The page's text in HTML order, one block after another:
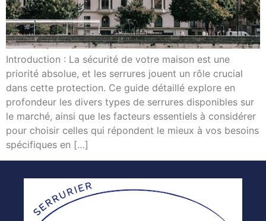
Introduction : La sécurité de votre maison est une
priorité absolue, et les serrures jouent un rôle crucial
dans cette protection. Ce guide détaillé explore en
profondeur les divers types de serrures disponibles sur
le marché, ainsi que les facteurs essentiels à considérer
pour choisir celles qui répondent le mieux à vos besoins
spécifiques en […]